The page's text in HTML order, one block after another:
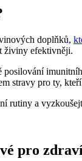
doplňků,
živiny efektivněji.
stravy pro ty,
rutiny a
pro